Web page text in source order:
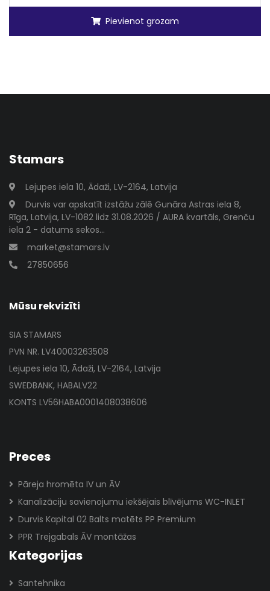
Pievienot grozam
Stamars
Lejupes iela 10, Ādaži, LV-2164, Latvija
Durvis var apskatīt izstāžu zālē Gunāra Astras iela 8,
Rīga, Latvija, LV-1082 lidz 31.08.2026 / AURA kvartāls, Grenču
iela 2 - datums sekos...
market@stamars.lv
27850656
Mūsu rekvizīti
SIA STAMARS
PVN NR. LV40003263508
Lejupes iela 10, Ādaži, LV-2164, Latvija
SWEDBANK, HABALV22
KONTS LV56HABA0001408038606
Preces
Pāreja hromēta IV un ĀV
Kanalizāciju savienojumu iekšējais blīvējums WC-INLET
Durvis Kapital 02 Balts matēts PP Premium
PPR Trejgabals ĀV montāžas
Kategorijas
Santehnika